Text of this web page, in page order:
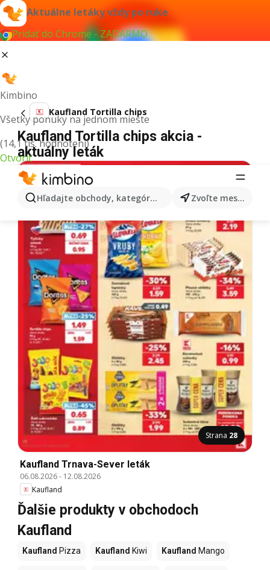
Aktuálne letáky vždy po ruke
Pridať do Chrome - ZADARMO
Kimbino
Všetky ponuky na jednom mieste
(14,1 tis. hodnotení)
Otvoriť
Hľadajte obchody, kategórie, produkty... Zvoľte mesto
Kaufland Tortilla chips
Kaufland Tortilla chips akcia -
aktuálny leták
Strana 28
Kaufland Trnava-Sever leták
06.08.2026- 12.08.2026
Kaufland
Ďalšie produkty v obchodoch
Kaufland
Kaufland Pizza Kaufland Kiwi Kaufland Mango